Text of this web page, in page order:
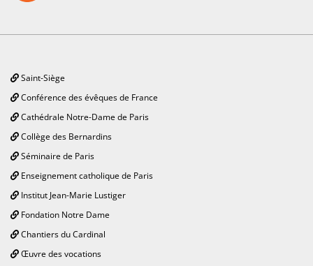
Saint-Siège
Conférence des évêques de France
Cathédrale Notre-Dame de Paris
Collège des Bernardins
Séminaire de Paris
Enseignement catholique de Paris
Institut Jean-Marie Lustiger
Fondation Notre Dame
Chantiers du Cardinal
Œuvre des vocations